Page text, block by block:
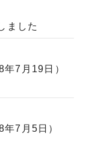
ました
7月19日）
7月5日）